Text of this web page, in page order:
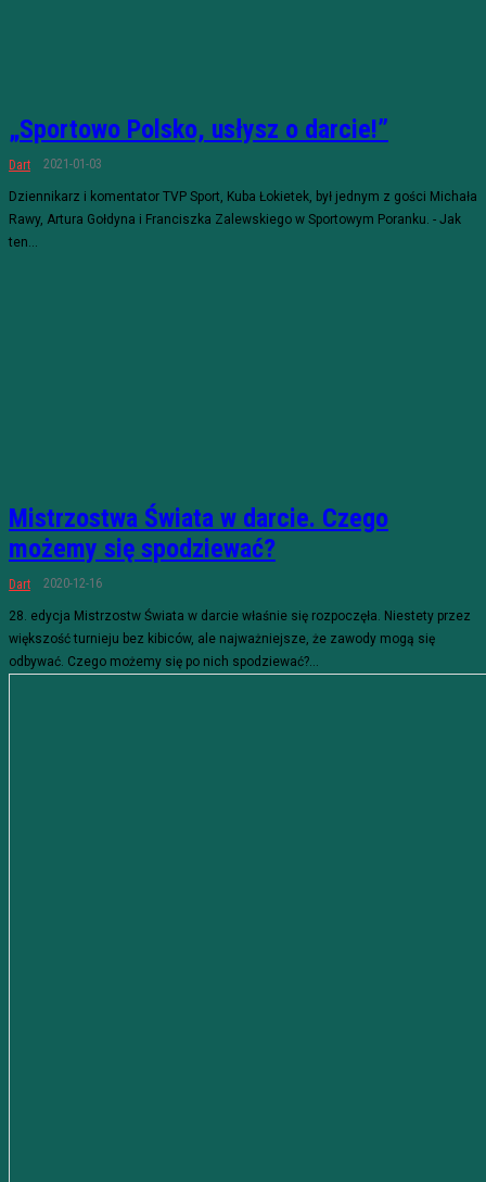
„Sportowo Polsko, usłysz o darcie!”
Dart 2021-01-03
Dziennikarz i komentator TVP Sport, Kuba Łokietek, był jednym z gości Michała
Rawy, Artura Gołdyna i Franciszka Zalewskiego w Sportowym Poranku. - Jak
ten...
Mistrzostwa Świata w darcie. Czego
możemy się spodziewać?
Dart 2020-12-16
28. edycja Mistrzostw Świata w darcie właśnie się rozpoczęła. Niestety przez
większość turnieju bez kibiców, ale najważniejsze, że zawody mogą się
odbywać. Czego możemy się po nich spodziewać?...